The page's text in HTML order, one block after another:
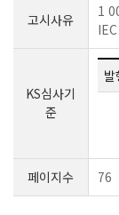
고시사유
1
KS심사기
준
발
페이지수 76